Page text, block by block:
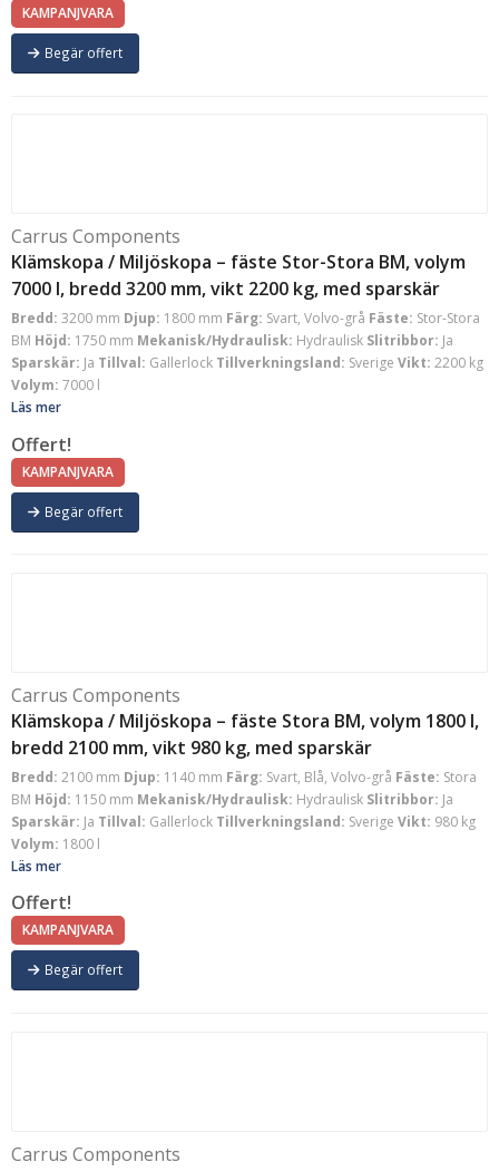
KAMPANJVARA
Begär offert
Carrus Components
Klämskopa / Miljöskopa – fäste Stor-Stora BM, volym
7000 l, bredd 3200 mm, vikt 2200 kg, med sparskär
Bredd: 3200 mm Djup: 1800 mm Färg: Svart, Volvo-grå Fäste: Stor-Stora
BM Höjd: 1750 mm Mekanisk/Hydraulisk: Hydraulisk Slitribbor: Ja
Sparskär: Ja Tillval: Gallerlock Tillverkningsland: Sverige Vikt: 2200 kg
Volym: 7000 l
Läs mer
Offert!
KAMPANJVARA
Begär offert
Carrus Components
Klämskopa / Miljöskopa – fäste Stora BM, volym 1800 l,
bredd 2100 mm, vikt 980 kg, med sparskär
Bredd: 2100 mm Djup: 1140 mm Färg: Svart, Blå, Volvo-grå Fäste: Stora
BM Höjd: 1150 mm Mekanisk/Hydraulisk: Hydraulisk Slitribbor: Ja
Sparskär: Ja Tillval: Gallerlock Tillverkningsland: Sverige Vikt: 980 kg
Volym: 1800 l
Läs mer
Offert!
KAMPANJVARA
Begär offert
Carrus Components